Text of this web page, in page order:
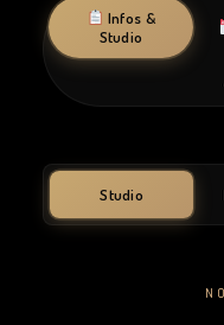
Infos &
Studio
Studio